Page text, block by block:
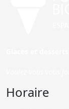
Horaire